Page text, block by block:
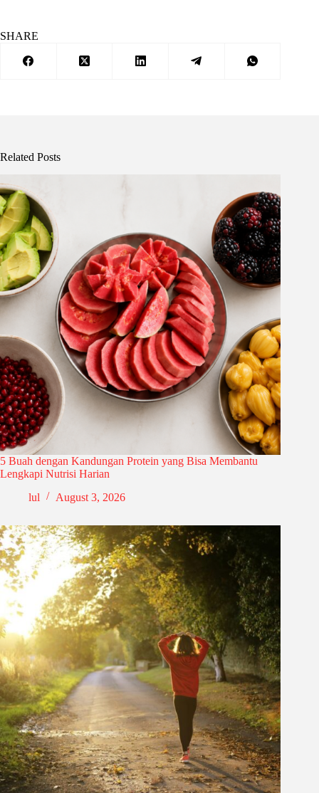
SHARE
Related Posts
5 Buah dengan Kandungan Protein yang Bisa Membantu
Lengkapi Nutrisi Harian
lul
August 3, 2026